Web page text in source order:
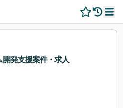
開発支援案件・求人